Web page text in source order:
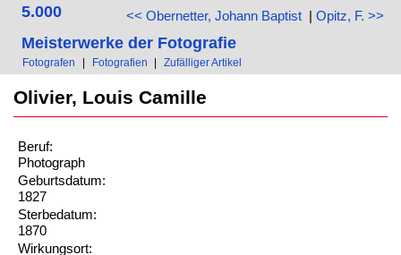
<< Obernetter, Johann Baptist| Opitz, F. >>
5.000
Meisterwerke der Fotografie
Fotografen | Fotografien | Zufälliger Artikel
Olivier, Louis Camille
Beruf:
Photograph
Geburtsdatum:
1827
Sterbedatum:
1870
Wirkungsort: